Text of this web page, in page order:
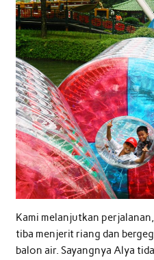
Kami melanjutkan
tiba menjerit riang dan
balon air. Sayangnya Alya